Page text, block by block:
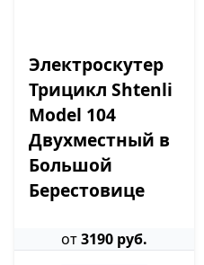
Электроскутер
Трицикл Shtenli
Model 104
Двухместный в
Большой
Берестовице
от3190 руб.